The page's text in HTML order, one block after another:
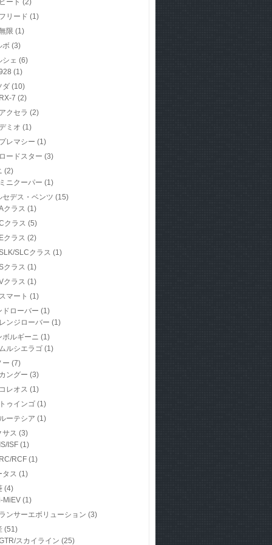
ビート (2)
フリード (1)
限 (1)
ボ (3)
シェ (6)
(1)
ダ (10)
RX-7 (2)
アクセラ (2)
ミオ (1)
プレマシー (1)
ロードスター (3)
(2)
ミニクーパー (1)
セデス・ベンツ (15)
クラス (1)
クラス (5)
Eクラス (2)
SLCクラス (1)
クラス (1)
クラス (1)
スマート (1)
ドローバー (1)
レンジローバー (1)
ボルギーニ (1)
ムルシエラゴ (1)
ー (7)
カングー (3)
コレオス (1)
トゥインゴ (1)
ルーテシア (1)
サス (3)
IS/ISF (1)
RC/RCF (1)
タス (1)
(4)
MiEV (1)
ランサーエボリューション (3)
(51)
スカイライン (25)